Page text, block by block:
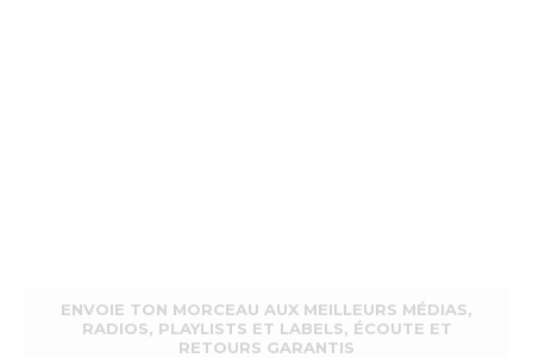
ENVOIE TON MORCEAU AUX MEILLEURS MÉDIAS,
RADIOS, PLAYLISTS ET LABELS, ÉCOUTE ET
RETOURS GARANTIS